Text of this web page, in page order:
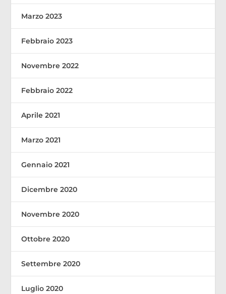
Marzo 2023
Febbraio 2023
Novembre 2022
Febbraio 2022
Aprile 2021
Marzo 2021
Gennaio 2021
Dicembre 2020
Novembre 2020
Ottobre 2020
Settembre 2020
Luglio 2020